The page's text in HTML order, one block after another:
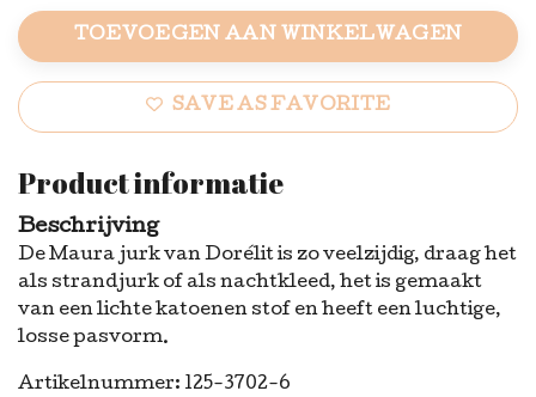
TOEVOEGEN AAN WINKELWAGEN
SAVE AS FAVORITE
Product informatie
Beschrijving
De Maura jurk van Dorélit is zo veelzijdig, draag het
als strandjurk of als nachtkleed, het is gemaakt
van een lichte katoenen stof en heeft een luchtige,
losse pasvorm.
Artikelnummer: 125-3702-6